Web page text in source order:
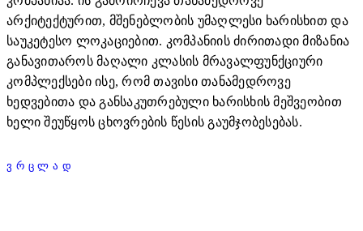
არქიტექტურით, მშენებლობის უმაღლესი ხარისხით და
საუკეტესო ლოკაციებით. კომპანიის ძირითადი მიზანია
განავითაროს მაღალი კლასის მრავალფუნქციური
კომპლექსები ისე, რომ თავისი თანამედროვე
ხედვებითა და განსაკუთრებული ხარისხის მეშვეობით
ხელი შეუწყოს ცხოვრების წესის გაუმჯობესებას.
ᲕᲠᲪᲚᲐᲓ